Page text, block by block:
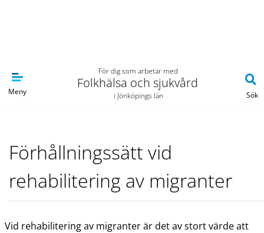
Meny
För dig som arbetar med
Folkhälsa och sjukvård
i Jönköpings län Sök
Förhållningssätt vid
rehabilitering av migranter
Vid rehabilitering av migranter är det av stort värde att